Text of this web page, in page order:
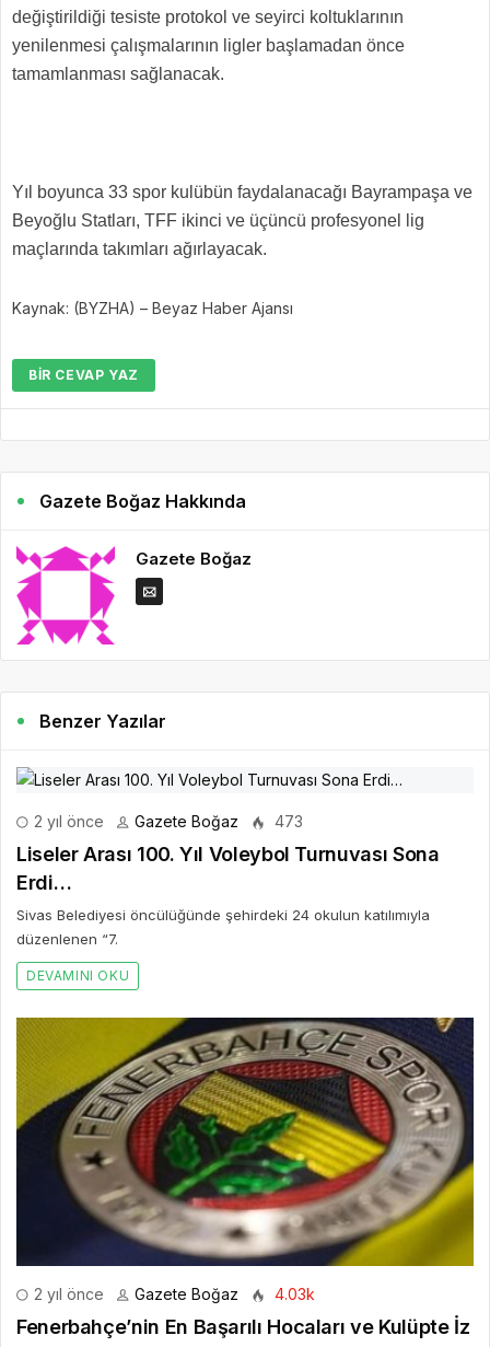
değiştirildiği tesiste protokol ve seyirci koltuklarının
yenilenmesi çalışmalarının ligler başlamadan önce
tamamlanması sağlanacak.
Yıl boyunca 33 spor kulübün faydalanacağı Bayrampaşa ve
Beyoğlu Statları, TFF ikinci ve üçüncü profesyonel lig
maçlarında takımları ağırlayacak.
Kaynak: (BYZHA) – Beyaz Haber Ajansı
BIR CEVAP YAZ
Gazete Boğaz Hakkında
Gazete Boğaz
Benzer Yazılar
2 yıl önce Gazete Boğaz 473
Liseler Arası 100. Yıl Voleybol Turnuvası Sona
Erdi…
Sivas Belediyesi öncülüğünde şehirdeki 24 okulun katılımıyla
düzenlenen “7.
DEVAMINI OKU
2 yıl önce Gazete Boğaz 4.03k
Fenerbahçe’nin En Başarılı Hocaları ve Kulüpte İz